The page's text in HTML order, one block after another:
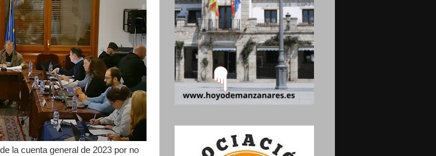
la cuenta general de 2023 por no